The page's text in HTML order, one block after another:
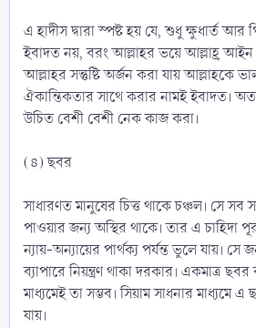
এ হাদীস দ্বারা স্পষ্ট হয় যে, শুধু ক্ষুধার্ত আর
ইবাদত নয়, বরং আল্লাহর ভয়ে আল্লাহ্র আইন
আল্লাহর সন্তুষ্টি অর্জন করা যায় আল্লাহকে
ঐকান্তিকতার সাথে করার নামই ইবাদত।
উচিত বেশী বেশী নেক কাজ করা।
(৪) ছবর
সাধারণত মানুষের চিত্ত থাকে চঞ্চল। সে
পাওয়ার জন্য অস্থির থাকে। তার এ চাহিদা
ন্যায়-অন্যায়ের পার্থক্য পর্যন্ত ভুলে যায়। সে
ব্যাপারে নিয়ন্ত্রণ থাকা দরকার। একমাত্র ছবর
মাধ্যমেই তা সম্ভব। সিয়াম সাধনার মাধ্যমে
যায়।